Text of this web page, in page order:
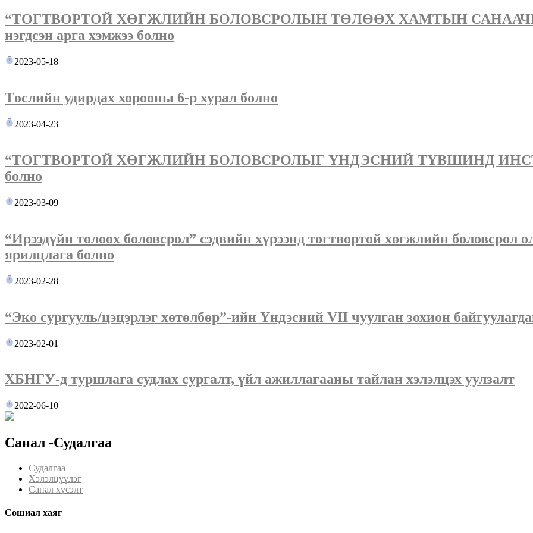
“ТОГТВОРТОЙ ХӨГЖЛИЙН БОЛОВСРОЛЫН ТӨЛӨӨХ ХАМТЫН
нэгдсэн арга хэмжээ болно
2023-05-18
Төслийн удирдах хорооны 6-р хурал болно
2023-04-23
“ТОГТВОРТОЙ ХӨГЖЛИЙН БОЛОВСРОЛЫГ ҮНДЭСНИЙ ТҮВШИНД
болно
2023-03-09
“Ирээдүйн төлөөх боловсрол” сэдвийн хүрээнд тогтвортой хөгжлийн
ярилцлага болно
2023-02-28
“Эко сургууль/цэцэрлэг хөтөлбөр”-ийн Үндэсний VII чуулган зохион
2023-02-01
ХБНГУ-д туршлага судлах сургалт, үйл ажиллагааны тайлан хэлэлцэх уулзалт
2022-06-10
Санал -Судалгаа
Судалгаа
Хэлэлцүүлэг
Санал хүсэлт
Сошиал хаяг